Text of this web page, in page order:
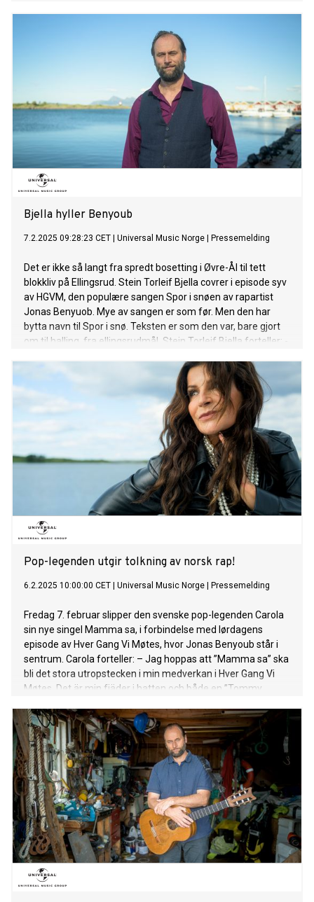
selveste Espen Lind, og i den anledning slipper Marcus &
Martinus «Nattevandrer» – deres norske tolkning av «Night
Rider» fra 2008. De har valgt låten fordi de mener den
fortjener større anerkjennelse, og fordi tematikken treffer
dem personlig: «Vi syntes det var en utrolig fin sang som
ikke har fått nok creds. Den handler om at det kan være
ensomt å være artist, og det kan vi relatere oss til», sier
Marcus & Martinus. Med årets sesong av HGVM markerer de
sitt tilbakevendende fokus på norskspråklige låter.
Sesongen har premiere lørdag 3. januar. 8. mai 2026 inntar
Marcus & Martinus scenen på Unity Aren
Bjella hyller Benyoub
7.2.2025 09:28:23 CET Universal Music Norge Pressemelding
Det er ikke så langt fra spredt bosetting i Øvre-Ål til tett
blokkliv på Ellingsrud. Stein Torleif Bjella covrer i episode syv
av HGVM, den populære sangen Spor i snøen av rapartist
Jonas Benyuob. Mye av sangen er som før. Men den har
bytta navn til Spor i snø. Teksten er som den var, bare gjort
om til halling, fra ellingsrudmål. Stein Torleif Bjella forteller: -
gjennomgåande blåe tonene i sangane
hans. Bluesmusikk handlar ikkje berre om tristesse og
einsemd, men fyrst og fremst om korleis ein skal takle
akkurat dei kjenslene. Derfor er det alltid godt å høyre på
Jonas. For meg handlar teksten Spor i snøen om at ein må
reise, flykte, ta farvel, overleva, laga sitt eige, gjera ustø flåte
til stø båt. For å få låta til, måtte eg i delar av sangen prøve
meg på rap, som var både utfordrande og moro.
Forhåpentlegvis syns Jonas det vart gode og tydelege spor i
snø. Hør Spor i snø HER
Pop-legenden utgir tolkning av norsk rap!
6.2.2025 10:00:00 CET Universal Music Norge Pressemelding
Fredag 7. februar slipper den svenske pop-legenden Carola
sin nye singel Mamma sa, i forbindelse med lørdagens
episode av Hver Gang Vi Møtes, hvor Jonas Benyoub står i
sentrum. Carola forteller: – Jag hoppas att ”Mamma sa” ska
bli det stora utropstecken i min medverkan i Hver Gang Vi
Møtes. Det är min fjäder i hatten och både en ”Tommy
mamma sa till mig ”att om hjärtat är på rätt plats så är det
en vän”. Och en sann vän vågar vara uppriktig och säga nej
och stöttar en i vått och torrt. Det är vad den här låten
handlar om för mig. Och jag är så glad att jag vet att jag har
sådana vänner som vågar säga nej när jag vill säga ja och
som ändå älskar mig. En sån vän vill jag också vara. Carola
fremhever også betydningen av å sette grenser i livet, både
for seg selv og for sine barn: – Det är också viktigt att vi kan
visa våra barn vad gränserna går och att vi kan vara tuffa
och coola i livet ändå. Jonas originallåt var redan riktigt bra,
ja